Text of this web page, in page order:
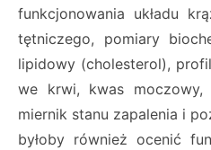
funkcjonowania układu
tętniczego, pomiary
lipidowy (cholesterol),
we krwi, kwas
miernik stanu zapalenia i
byłoby również ocenić